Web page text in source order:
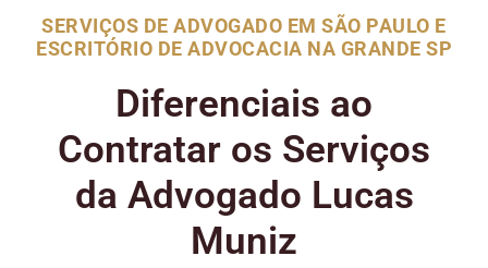
SERVIÇOS DE ADVOGADO EM SÃO PAULO E
ESCRITÓRIO DE ADVOCACIA NA GRANDE SP
Diferenciais ao
Contratar os Serviços
da Advogado Lucas
Muniz